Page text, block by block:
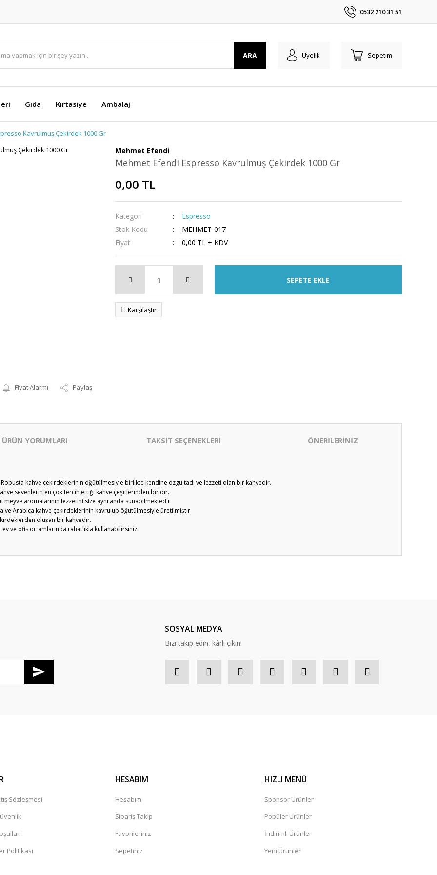
0532 210 31 51
ARA Üyelik Sepetim
Gıda Kırtasiye Ambalaj
Kavrulmuş Çekirdek 1000 Gr
Fiyat Alarmı Paylaş
Mehmet Efendi
Mehmet Efendi Espresso Kavrulmuş Çekirdek 1000 Gr
0,00 TL
Kategori
Espresso
Stok Kodu
MEHMET-017
Fiyat
0,00 TL + KDV
SEPETE EKLE
Karşılaştır
ÜRÜN YORUMLARI TAKSİT SEÇENEKLERİ ÖNERİLERİNİZ
kahve çekirdeklerinin öğütülmesiyle birlikte kendine özgü tadı ve lezzeti olan bir kahvedir.
sevenlerin en çok tercih ettiği kahve çeşitlerinden biridir.
aromalarının lezzetini size aynı anda sunabilmektedir.
ve Arabica kahve çekirdeklerinin kavrulup öğütülmesiyle üretilmiştir.
oluşan bir kahvedir.
ev ve ofis ortamlarında rahatlıkla kullanabilirsiniz.
SOSYAL MEDYA
Bizi takip edin, kârlı çıkın!
Sözleşmesi
Politikası
HESABIM
Hesabım
Sipariş Takip
Favorileriniz
Sepetiniz
HIZLI MENÜ
Sponsor Ürünler
Popüler Ürünler
İndirimli Ürünler
Yeni Ürünler